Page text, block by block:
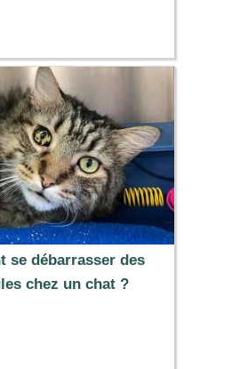
se débarrasser des
chez un chat ?